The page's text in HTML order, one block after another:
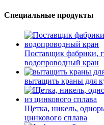
Специальные продукты
Поставщик фабрики,
водопроводный кран
вытащить краны для
Щетка, никель,
цинкового сплава